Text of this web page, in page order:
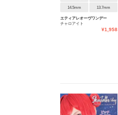
14.5mm 13.7mm
エティアレオーヴワンデー
チャロアイト
¥1,958